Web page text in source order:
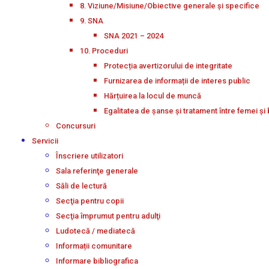
8. Viziune/Misiune/Obiective generale și specifice
9. SNA
SNA 2021 – 2024
10. Proceduri
Protecția avertizorului de integritate
Furnizarea de informații de interes public
Hărțuirea la locul de muncă
Egalitatea de șanse și tratament între femei și
Concursuri
Servicii
Înscriere utilizatori
Sala referinţe generale
Săli de lectură
Secţia pentru copii
Secţia împrumut pentru adulţi
Ludotecă / mediatecă
Informații comunitare
Informare bibliografica